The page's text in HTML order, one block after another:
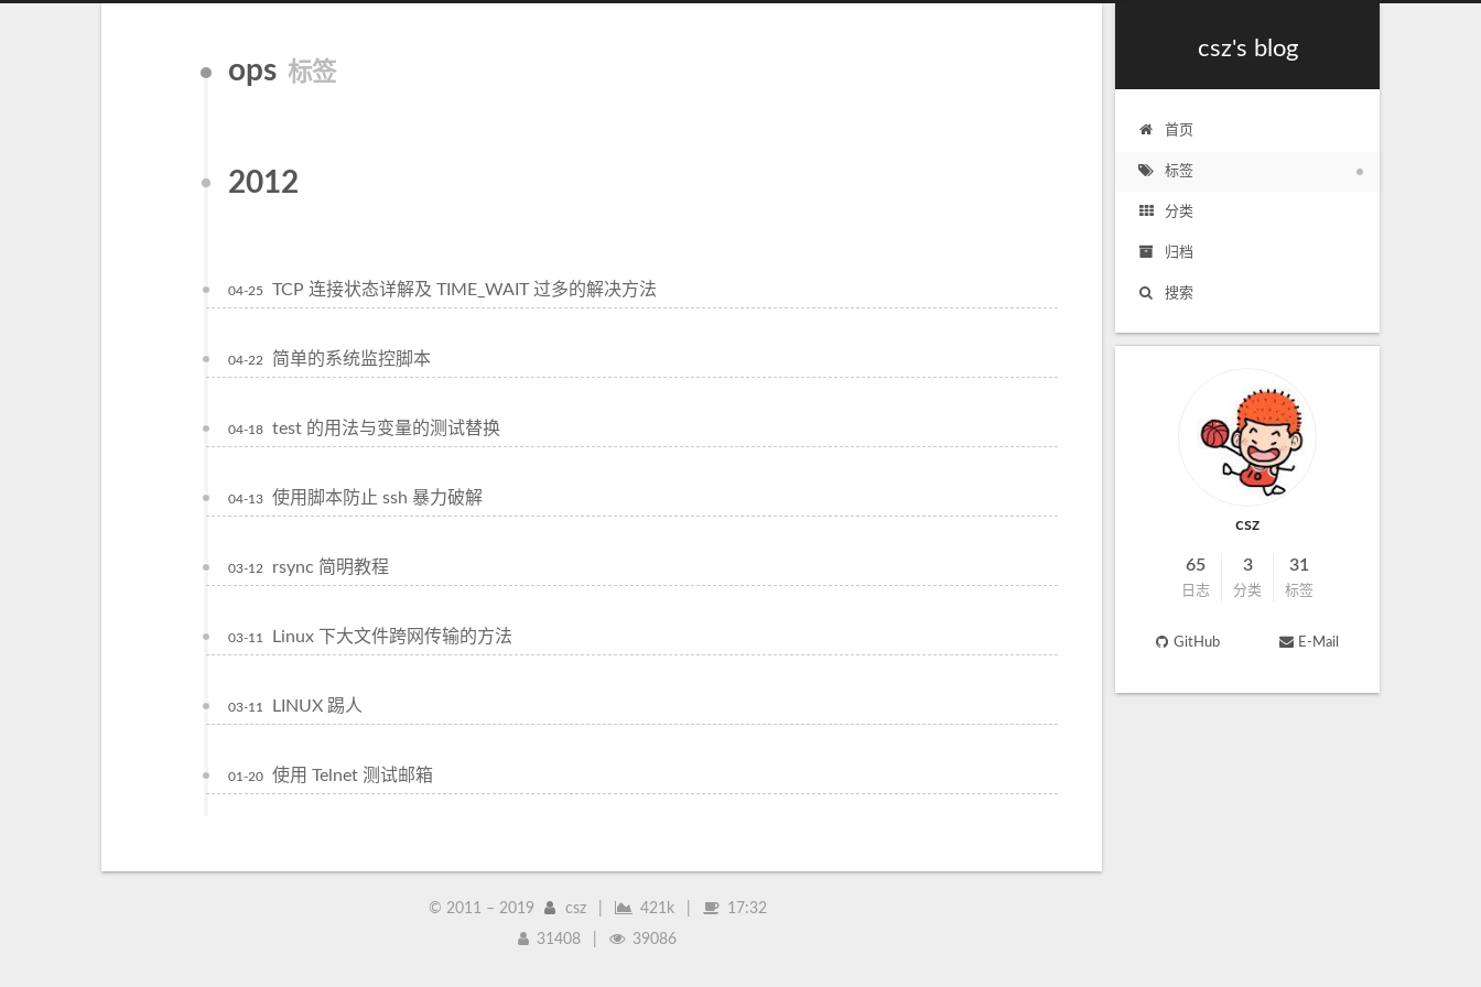
csz's blog
首页
标签
分类
归档
搜索
ops 标签
2012
TCP 连接状态详解及 TIME_WAIT 过多的解决方法
04-25
简单的系统监控脚本
04-22
test 的用法与变量的测试替换
04-18
使用脚本防止 ssh 暴力破解
04-13
rsync 简明教程
03-12
Linux 下大文件跨网传输的方法
03-11
LINUX 踢人
03-11
使用 Telnet 测试邮箱
01-20
csz
65
日志
3
分类
31
标签
GitHub E-Mail
© 2011 – 2019 csz 421k
17:32
31408
39086